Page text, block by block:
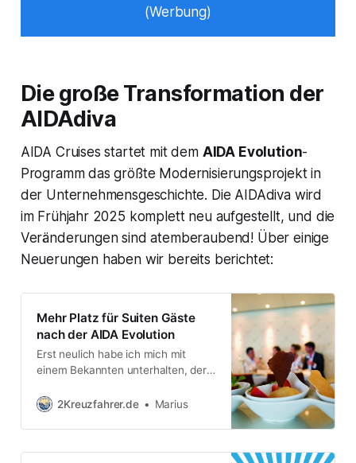
(Werbung)
Die große Transformation der
AIDAdiva
AIDA Cruises startet mit dem AIDA Evolution-
Programm das größte Modernisierungsprojekt in
der Unternehmensgeschichte. Die AIDAdiva wird
im Frühjahr 2025 komplett neu aufgestellt, und die
Veränderungen sind atemberaubend! Über einige
Neuerungen haben wir bereits berichtet:
Mehr Platz für Suiten Gäste
nach der AIDA Evolution
Erst neulich habe ich mich mit
einem Bekannten unterhalten, der
fiel mir auf: Er reist eigentlich nur in
Gründe. Zum einen natürlich der
Komfort, den so eine Suite bietet.
2Kreuzfahrer.de Marius